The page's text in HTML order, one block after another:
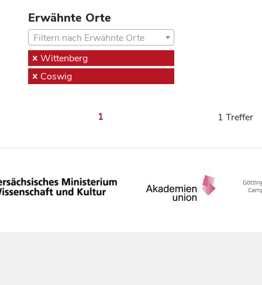
Erwähnte Orte
Filtern nach Erwähnte Orte
Wittenberg
Coswig
1 1 Treffer